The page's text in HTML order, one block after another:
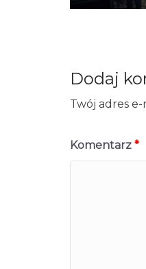
Dodaj
Twój adres
Komentarz *